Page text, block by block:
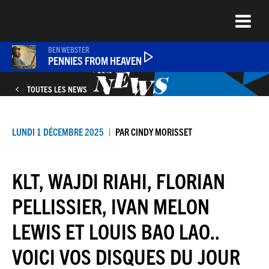
principal
PODCASTS
NEWS
QUEL ÉTAIT CE TITRE ?
JEU DU JOUR
BEN WEBSTER
PENNIES FROM HEAVEN
TOUTES LES NEWS
LUNDI 1 DÉCEMBRE 2025 PARCINDY MORISSET
KLT, WAJDI RIAHI, FLORIAN
PELLISSIER, IVAN MELON
LEWIS ET LOUIS BAO LAO..
VOICI VOS DISQUES DU JOUR